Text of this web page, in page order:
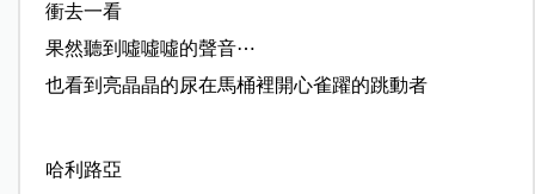
衝去一看
果然聽到噓噓噓的聲音⋯
也看到亮晶晶的尿在馬桶裡開心雀躍的跳動者
哈利路亞